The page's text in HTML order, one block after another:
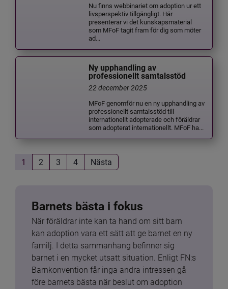
Nu finns webbinariet om adoption ur ett
livsperspektiv tillgängligt. Här
presenterar vi det kunskapsmaterial
som MFoF tagit fram för dig som möter
ad...
Ny upphandling av
professionellt samtalsstöd
22 december 2025
MFoF genomför nu en ny upphandling av
professionellt samtalsstöd till
internationellt adopterade och föräldrar
som adopterat internationellt. MFoF ha...
1 2 3 4 Nästa
Barnets bästa i fokus
När föräldrar inte kan ta hand om sitt barn
kan adoption vara ett sätt att ge barnet en ny
familj. I detta sammanhang befinner sig
barnet i en mycket utsatt situation. Enligt FN:s
Barnkonvention får inga andra intressen gå
före barnets bästa när beslut om adoption